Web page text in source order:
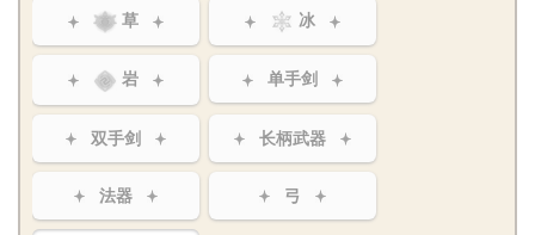
草 冰
岩 单手剑
双手剑 长柄武器
法器 弓